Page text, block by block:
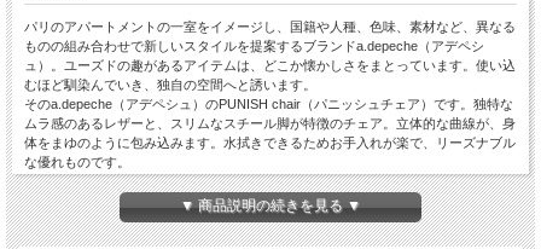
パリのアパートメントの一室をイメージし、国籍や人種、色味、素材など、異なる
ものの組み合わせで新しいスタイルを提案するブランドa.depeche（アデペシ
ュ）。ユーズドの趣があるアイテムは、どこか懐かしさをまとっています。使い込
むほど馴染んでいき、独自の空間へと誘います。
そのa.depeche（アデペシュ）のPUNISH chair（パニッシュチェア）です。独特な
ムラ感のあるレザーと、スリムなスチール脚が特徴のチェア。立体的な曲線が、身
体をまゆのように包み込みます。水拭きできるためお手入れが楽で、リーズナブル
な優れものです。
◆座面カラー：ライトブラウン・ダークブラウンの2色からお選びいただけます。
※人気商品はご予約から順次完売となっていくシステムです。入荷時期はお問い合
わせください。
※このブランドは、別途送料が必要です（一覧表参照）。ご注文いただいた後に、
▼ 商品説明の続きを見る ▼